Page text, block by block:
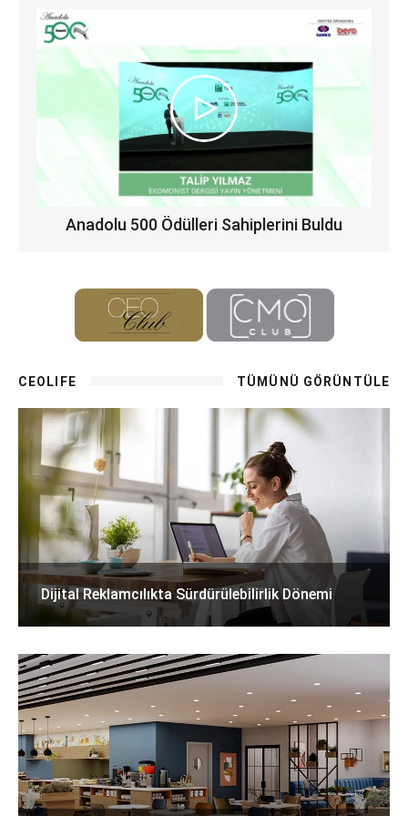
Anadolu 500 Ödülleri Sahiplerini Buldu
CEOLIFE TÜMÜNÜ GÖRÜNTÜLE
Dijital Reklamcılıkta Sürdürülebilirlik Dönemi